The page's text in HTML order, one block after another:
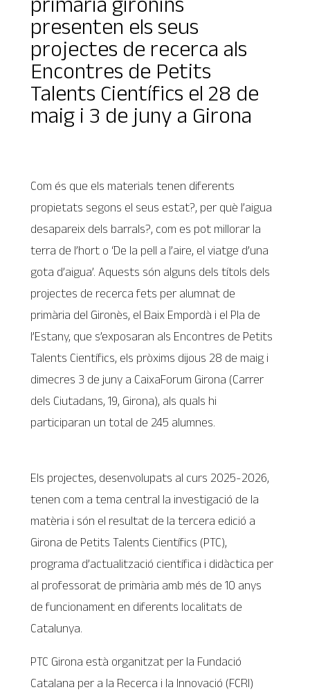
presenten els seus
projectes de recerca als
Encontres de Petits
Talents Científics el 28 de
maig i 3 de juny a Girona
Com és que els materials tenen diferents
propietats segons el seus estat?, per què l’aigua
desapareix dels barrals?, com es pot millorar la
terra de l’hort o ‘De la pell a l’aire, el viatge d’una
gota d’aigua’. Aquests són alguns dels títols dels
projectes de recerca fets per alumnat de
primària del Gironès, el Baix Empordà i el Pla de
l’Estany, que s’exposaran als Encontres de Petits
Talents Científics, els pròxims dijous 28 de maig i
dimecres 3 de juny a CaixaForum Girona (Carrer
dels Ciutadans, 19, Girona), als quals hi
participaran un total de 245 alumnes.
Els projectes, desenvolupats al curs 2025-2026,
tenen com a tema central la investigació de la
matèria i són el resultat de la tercera edició a
Girona de Petits Talents Científics (PTC),
programa d’actualització científica i didàctica per
al professorat de primària amb més de 10 anys
de funcionament en diferents localitats de
Catalunya.
PTC Girona està organitzat per la Fundació
Catalana per a la Recerca i la Innovació (FCRI)